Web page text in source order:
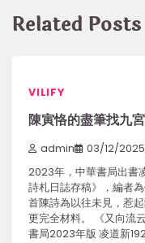
Related Posts
VILIFY
陳寅恪的盡筆找九
admin 03/12/2025
2023年，中華書局出書
詩札日誌存稿》，編者
首陳詩為以往未見，惹
更完全材料。 《又向流
書局2023年版 凌道新